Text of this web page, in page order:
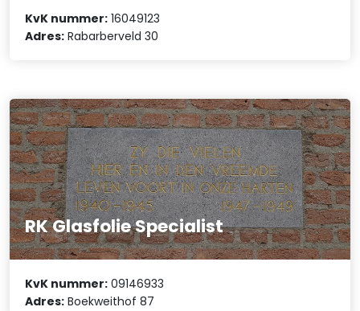
KvK nummer: 16049123
Adres: Rabarberveld 30
RK Glasfolie Specialist
KvK nummer: 09146933
Adres: Boekweithof 87